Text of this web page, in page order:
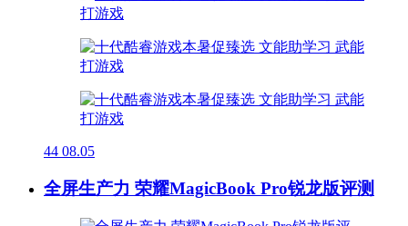
44 08.05
全屏生产力 荣耀MagicBook Pro锐龙版评测